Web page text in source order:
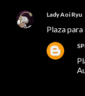
Lady Aoi Ryu
Plaza